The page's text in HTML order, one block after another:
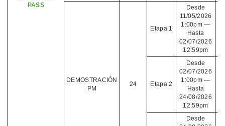
PASS
DEMOSTRACIÓN
PM
24
Etapa 1
Desde
11/05/2026
1:00pm —
Hasta
02/07/2026
12:59pm
Etapa 2
Desde
02/07/2026
1:00pm —
Hasta
24/08/2026
12:59pm
Desde